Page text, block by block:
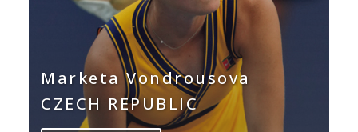
Marketa Vondrousova
CZECH REPUBLIC